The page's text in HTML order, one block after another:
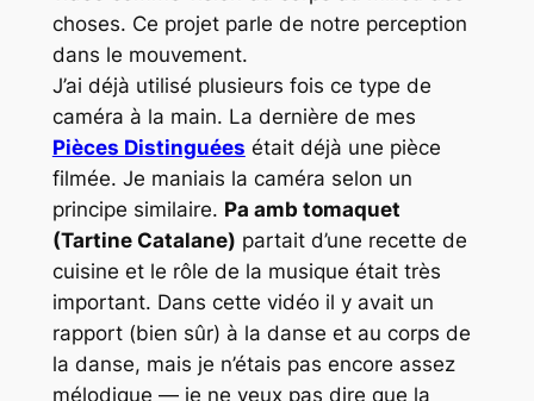
choses. Ce projet parle de notre perception
dans le mouvement.
J’ai déjà utilisé plusieurs fois ce type de
caméra à la main. La dernière de mes
Pièces Distinguées était déjà une pièce
filmée. Je maniais la caméra selon un
principe similaire. Pa amb tomaquet
(Tartine Catalane) partait d’une recette de
cuisine et le rôle de la musique était très
important. Dans cette vidéo il y avait un
rapport (bien sûr) à la danse et au corps de
la danse, mais je n’étais pas encore assez
mélodique — je ne veux pas dire que la